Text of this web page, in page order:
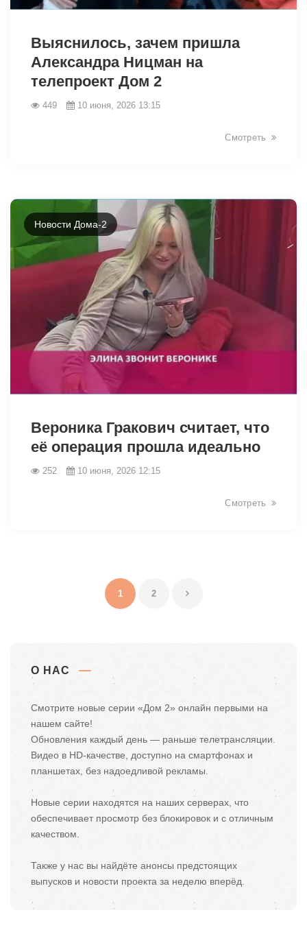
Выяснилось, зачем пришла
Александра Ницман на
телепроект Дом 2
449 10 июня, 2026 13:15
Смотреть
Новости Дома-2
Вероника Гракович считает, что
её операция прошла идеально
252 10 июня, 2026 12:15
Смотреть
1 2
О НАС
Смотрите новые серии «Дом 2» онлайн первыми на
нашем сайте!
Обновления каждый день — раньше телетрансляции.
Видео в HD-качестве, доступно на смартфонах и
планшетах, без надоедливой рекламы.
Новые серии находятся на наших серверах, что
обеспечивает просмотр без блокировок и с отличным
качеством.
Также у нас вы найдёте анонсы предстоящих
выпусков и новости проекта за неделю вперёд.